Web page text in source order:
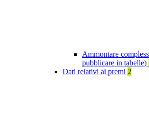
Ammontare
pubblicare in tabelle)
Dati relativi ai premi 2